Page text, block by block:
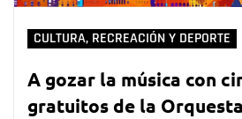
CULTURA, RECREACIÓN Y DEPORTE
A gozar la música con
gratuitos de la